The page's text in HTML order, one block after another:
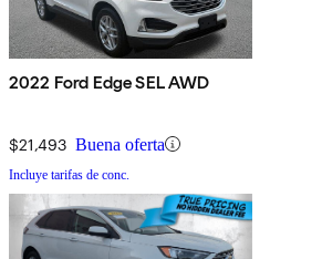
2022 Ford Edge SEL AWD
$21,493 Buena oferta
Incluye tarifas de conc.